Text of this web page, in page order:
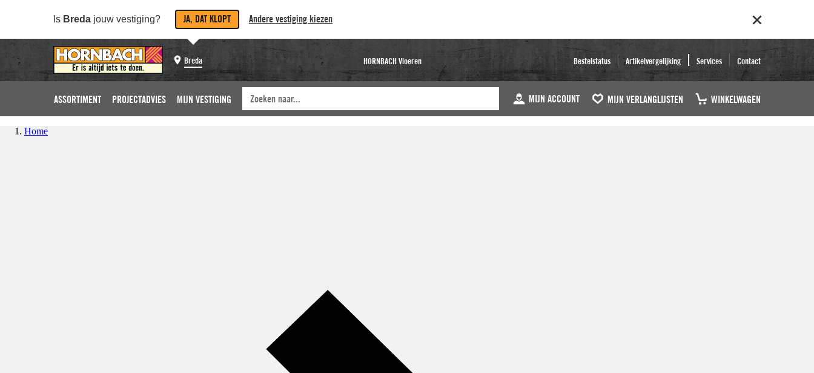
Is Breda jouw vestiging? JA, DAT KLOPT Andere vestiging kiezen
Breda HORNBACH Vloeren Bestelstatus Artikelvergelijking Services Contact
ASSORTIMENT PROJECTADVIES MIJN VESTIGING MIJN ACCOUNT MIJN VERLANGLIJSTEN WINKELWAGEN
Home